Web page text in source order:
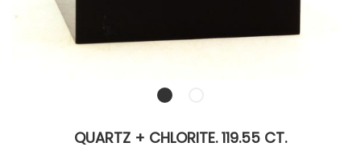
QUARTZ + CHLORITE. 119.55 CT.